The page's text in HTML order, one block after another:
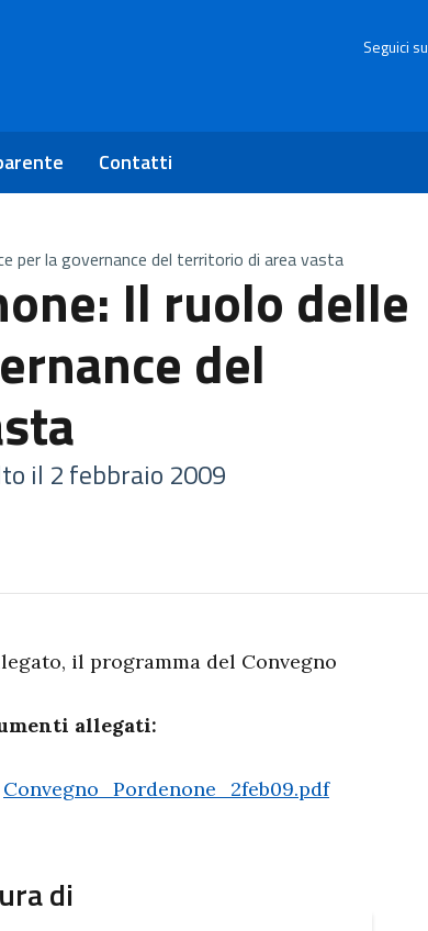
Seguici su
Contatti
per la governance del territorio di area vasta
Il ruolo delle
del
il 2 febbraio 2009
il programma del Convegno
allegati:
Convegno_Pordenone_2feb09.pdf
di